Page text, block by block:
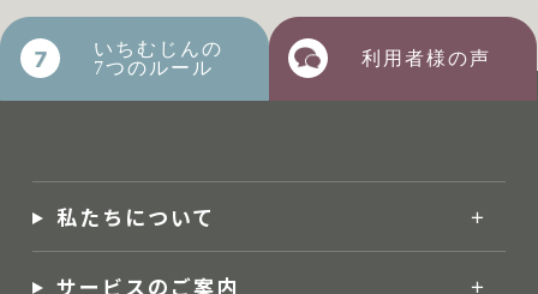
私たちについて
サービスのご案内
いちむじんの
7つのルール
利用者様の声